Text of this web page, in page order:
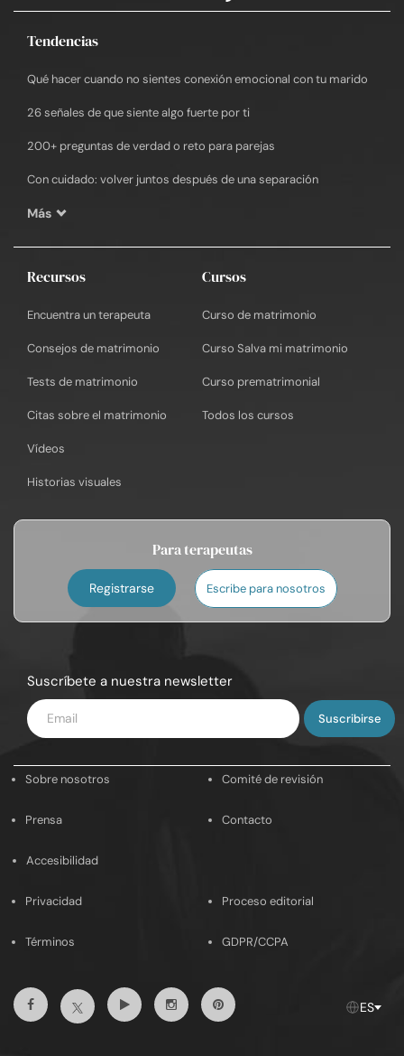
Tendencias
Qué hacer cuando no sientes conexión emocional con tu marido
26 señales de que siente algo fuerte por ti
200+ preguntas de verdad o reto para parejas
Con cuidado: volver juntos después de una separación
Más
Recursos
Encuentra un terapeuta
Consejos de matrimonio
Tests de matrimonio
Citas sobre el matrimonio
Vídeos
Historias visuales
Cursos
Curso de matrimonio
Curso Salva mi matrimonio
Curso prematrimonial
Todos los cursos
Para terapeutas
Registrarse Escribe para nosotros
Suscríbete a nuestra newsletter
Introduce
tu
Sobre nosotros Comité de revisión
Prensa Contacto
Accesibilidad
Privacidad Proceso editorial
Términos GDPR/CCPA
FacebookTwitterYoutubeInstagramPinterest ES